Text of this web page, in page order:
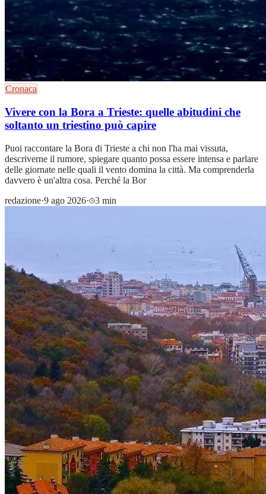
Cronaca
Vivere con la Bora a Trieste: quelle abitudini che
soltanto un triestino può capire
Puoi raccontare la Bora di Trieste a chi non l'ha mai vissuta,
descriverne il rumore, spiegare quanto possa essere intensa e parlare
delle giornate nelle quali il vento domina la città. Ma comprenderla
davvero è un'altra cosa. Perché la Bor
redazione·9 ago 2026· 3 min